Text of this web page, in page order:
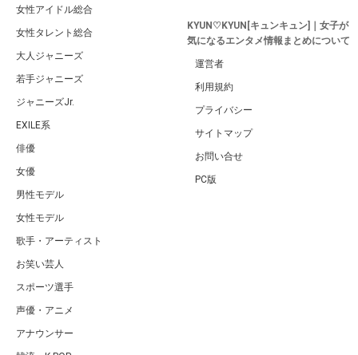
女性アイドル総合
女性タレント総合
大人ジャニーズ
若手ジャニーズ
ジャニーズJr.
EXILE系
俳優
女優
男性モデル
女性モデル
歌手・アーティスト
お笑い芸人
スポーツ選手
声優・アニメ
アナウンサー
KYUN♡KYUN[キュンキュン]｜女子が
気になるエンタメ情報まとめについて
運営者
利用規約
プライバシー
サイトマップ
お問い合せ
PC版